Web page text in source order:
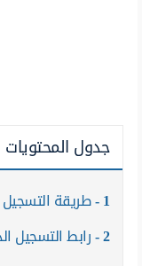
جدول المحتويات
1 طريقة التسجيل
2 رابط التسجيل